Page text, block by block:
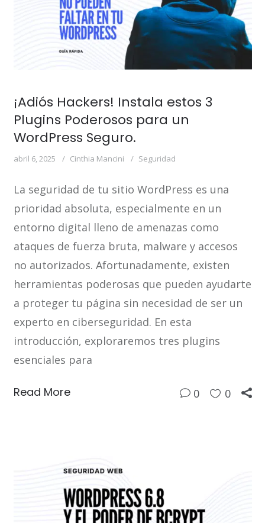
¡Adiós Hackers! Instala estos 3
Plugins Poderosos para un
WordPress Seguro.
abril 6, 2025 Cinthia Mancini Seguridad
La seguridad de tu sitio WordPress es una
prioridad absoluta, especialmente en un
entorno digital lleno de amenazas como
ataques de fuerza bruta, malware y accesos
no autorizados. Afortunadamente, existen
herramientas poderosas que pueden ayudarte
a proteger tu página sin necesidad de ser un
experto en ciberseguridad. En esta
introducción, exploraremos tres plugins
esenciales para
Read More 0 0